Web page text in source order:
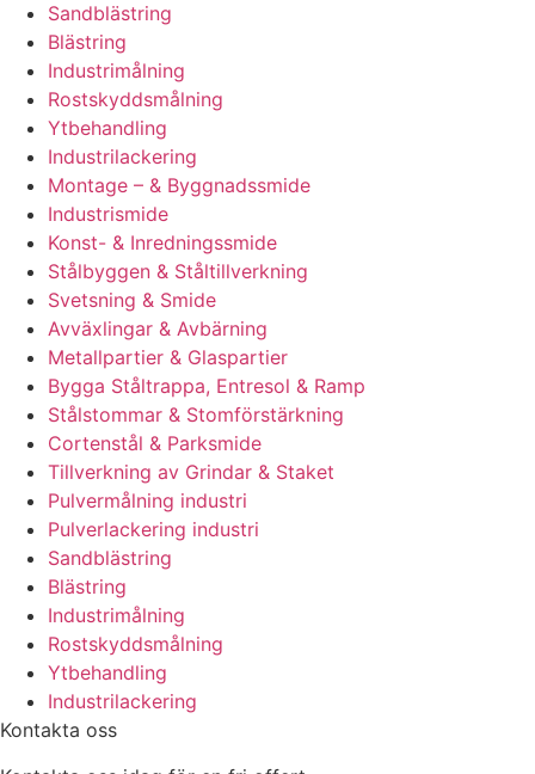
Sandblästring
Blästring
Industrimålning
Rostskyddsmålning
Ytbehandling
Industrilackering
Montage – & Byggnadssmide
Industrismide
Konst- & Inredningssmide
Stålbyggen & Ståltillverkning
Svetsning & Smide
Avväxlingar & Avbärning
Metallpartier & Glaspartier
Bygga Ståltrappa, Entresol & Ramp
Stålstommar & Stomförstärkning
Cortenstål & Parksmide
Tillverkning av Grindar & Staket
Pulvermålning industri
Pulverlackering industri
Sandblästring
Blästring
Industrimålning
Rostskyddsmålning
Ytbehandling
Industrilackering
Kontakta oss